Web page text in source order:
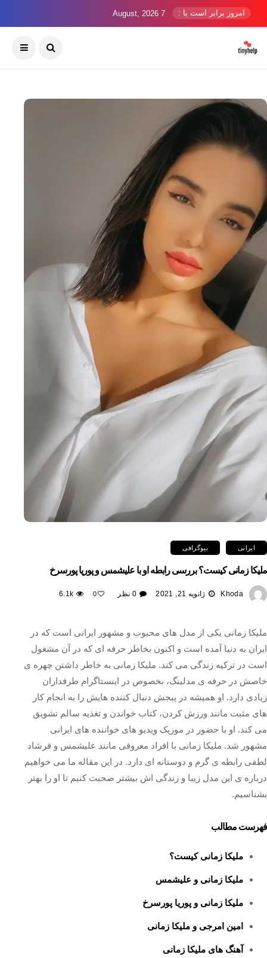
امروز برابر است با : 7 August, 2026
ایرانی بیوگرافی
ملیکا زمانی کیست؟ بررسی رابطه او با علیشمس و پوریا پورسرخ
Khoda ژانویه 21, 2021 0 نظر 0
6.1k
ملیکا زمانی یکی از مدل های محبوب و مشهور ایرانی است که در
ایران به دنیا آمده است و اکنون بخاطر حرفه ای که در آن مشغول
است در ترکیه زندگی می کند. ملیکا زمانی به خاطر داشتن چهره ی
خاصش در حرفه ی مدلینگ، بخصوص در اینستاگرام طرفداران
زیادی دارد. او همیشه در پیجش دنبال کننده هایش را به انجام کار
های مثبت مانند ورزش کردن، کتاب خواندن و تغذیه سالم تشویق
می کند. او با حضور در موزیک ویدیو های خواننده های ایرانی
مشهور شد. ملیکا زمانی با افراد معروفی مانند علیشمس و فرشاد
لطفی رابطه ی گرم و دوستانه ای دارد. در این مقاله ما می خواهیم
درباره ی این مدل زیبا و زندگی اش بیشتر صحبت کنیم تا او را بهتر
بشناسیم.
فهرست مطالب
ملیکا زمانی کیست؟
ملیکا زمانی و علیشمس
ملیکا زمانی و پوریا پورسرخ
امین امرجی و ملیکا زمانی
آهنگ های ملیکا زمانی